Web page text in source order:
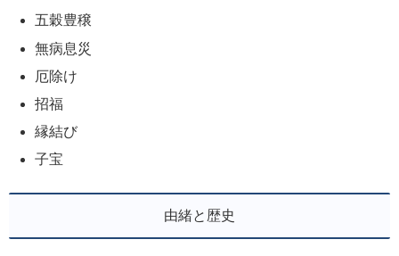
五穀豊穣
無病息災
厄除け
招福
縁結び
子宝
由緒と歴史